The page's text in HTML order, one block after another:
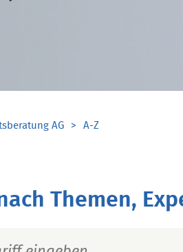
AG A-Z
Themen,